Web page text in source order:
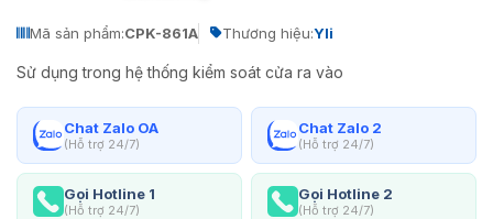
Mã sản phẩm:CPK-861A Thương hiệu:Yli
Sử dụng trong hệ thống kiểm soát cửa ra vào
Chat Zalo OA
(Hỗ trợ 24/7)
Chat Zalo 2
(Hỗ trợ 24/7)
Gọi Hotline 1
(Hỗ trợ 24/7)
Gọi Hotline 2
(Hỗ trợ 24/7)